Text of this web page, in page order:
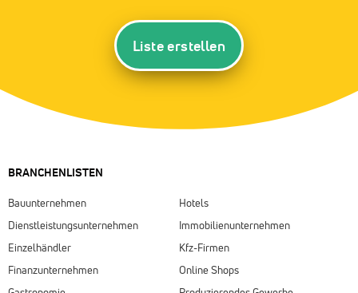
Liste erstellen
BRANCHENLISTEN
Bauunternehmen
Dienstleistungsunternehmen
Einzelhändler
Finanzunternehmen
Hotels
Immobilienunternehmen
Kfz-Firmen
Online Shops